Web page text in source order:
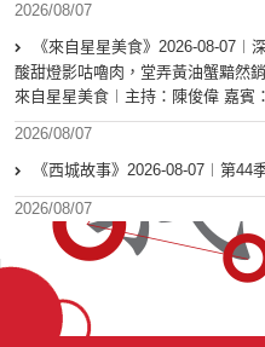
2026/08/07
《來自星星美食》2026-08-
酸甜燈影咕嚕肉，堂弄黃油蟹黯然
來自星星美食︱主持：陳俊偉 嘉賓
2026/08/07
《西城故事》2026-08-07︱第
2026/08/07